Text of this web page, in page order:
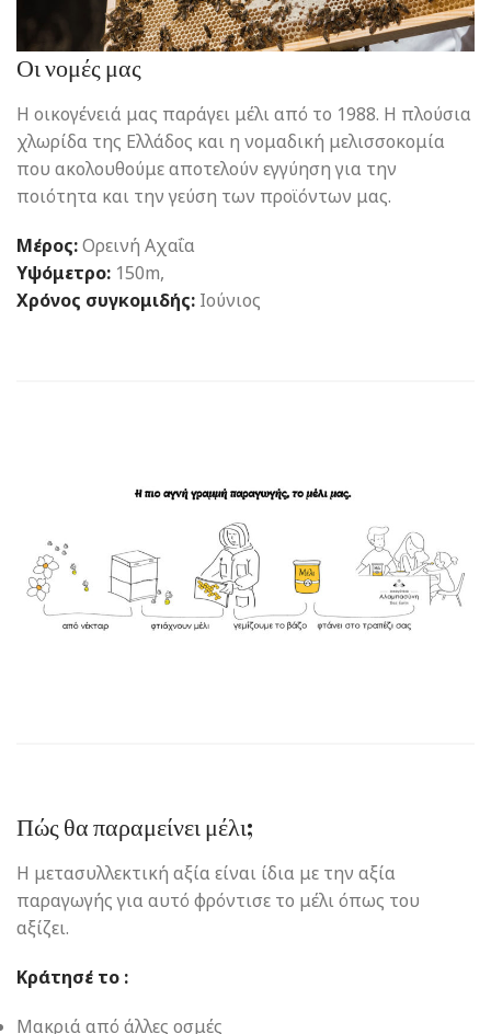
Οι νομές μας
Η οικογένειά μας παράγει μέλι από το 1988. Η πλούσια
χλωρίδα της Ελλάδος και η νομαδική μελισσοκομία
που ακολουθούμε αποτελούν εγγύηση για την
ποιότητα και την γεύση των προϊόντων μας.
Μέρος:Ορεινή Αχαΐα
Υψόμετρο: 150m,
Χρόνος συγκομιδής: Ιούνιος
Πώς θα παραμείνει μέλι;
Η μετασυλλεκτική αξία είναι ίδια με την αξία
παραγωγής για αυτό φρόντισε το μέλι όπως του
αξίζει.
Κράτησέ το :
Μακριά από άλλες οσμές